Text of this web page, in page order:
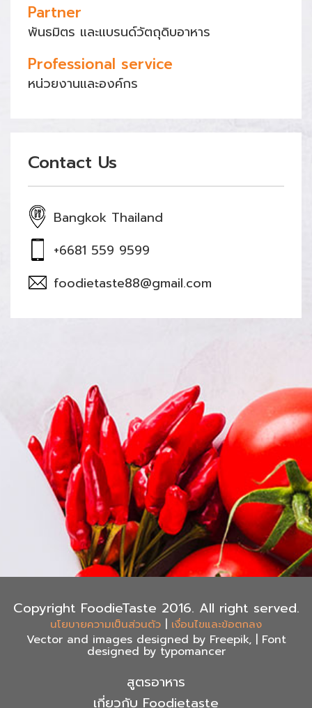
Partner
พันธมิตร และแบรนด์วัตถุดิบอาหาร
Professional service
หน่วยงานและองค์กร
Contact Us
Bangkok Thailand
+6681 559 9599
foodietaste88@gmail.com
Copyright FoodieTaste 2016. All right served.
นโยบายความเป็นส่วนตัว | เงื่อนไขและข้อตกลง
Vector and images designed by Freepik, | Font
designed by typomancer
สูตรอาหาร
เกี่ยวกับ Foodietaste